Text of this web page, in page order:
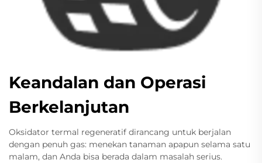
Keandalan dan Operasi
Berkelanjutan
Oksidator termal regeneratif dirancang untuk berjalan
dengan penuh gas: menekan tanaman apapun selama satu
malam, dan Anda bisa berada dalam masalah serius.